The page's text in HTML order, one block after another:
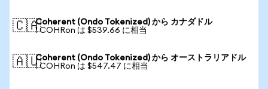
🇨🇦Coherent (Ondo Tokenized) から カナダドル
1 COHRon は $539.66 に相当
🇦🇺Coherent (Ondo Tokenized) から オーストラリアドル
1 COHRon は $547.47 に相当